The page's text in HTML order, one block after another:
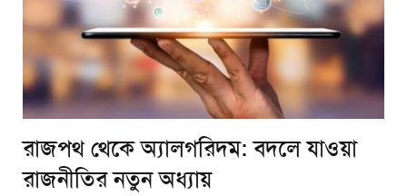
রাজপথ থেকে অ্যালগরিদম: বদলে যাওয়া
রাজনীতির নতুন অধ্যায়